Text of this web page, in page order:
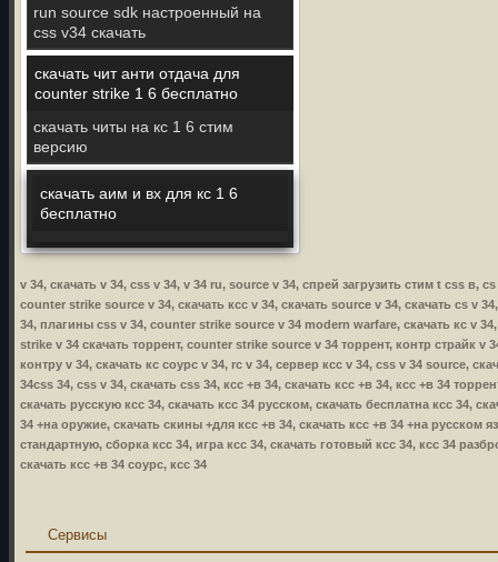
run source sdk настроенный на
css v34 скачать
скачать чит анти отдача для
counter strike 1 6 бесплатно
скачать читы на кс 1 6 стим
версию
скачать аим и вх для кс 1 6
бесплатно
v 34, скачать v 34, css v 34, v 34 ru, source v 34, спрей загрузить стим t css в,
counter strike source v 34, скачать ксс v 34, скачать source v 34, скачать cs v
34, плагины css v 34, counter strike source v 34 modern warfare, скачать кс v
strike v 34 скачать торрент, counter strike source v 34 торрент, контр страйк v
контру v 34, скачать кс соурс v 34, rc v 34, сервер ксс v 34, css v 34 source,
34css 34, css v 34, скачать css 34, ксс +в 34, скачать ксс +в 34, ксс +в 34
скачать русскую ксс 34, скачать ксс 34 русском, скачать бесплатна ксс 34,
34 +на оружие, скачать скины +для ксс +в 34, скачать ксс +в 34 +на русском
стандартную, сборка ксс 34, игра ксс 34, скачать готовый ксс 34, ксс 34
скачать ксс +в 34 соурс, ксс 34
Сервисы